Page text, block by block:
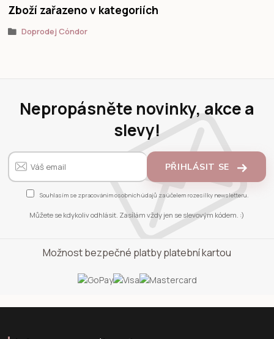
Zboží zařazeno v kategoriích
Doprodej Cóndor
Nepropásněte novinky, akce a
slevy!
PŘIHLÁSIT SE
Souhlasím se zpracováním osobních údajů za účelem rozesílky newsletteru.
Můžete se kdykoliv odhlásit. Zasílám vždy jen se slevovým kódem. :)
Možnost bezpečné platby platební kartou